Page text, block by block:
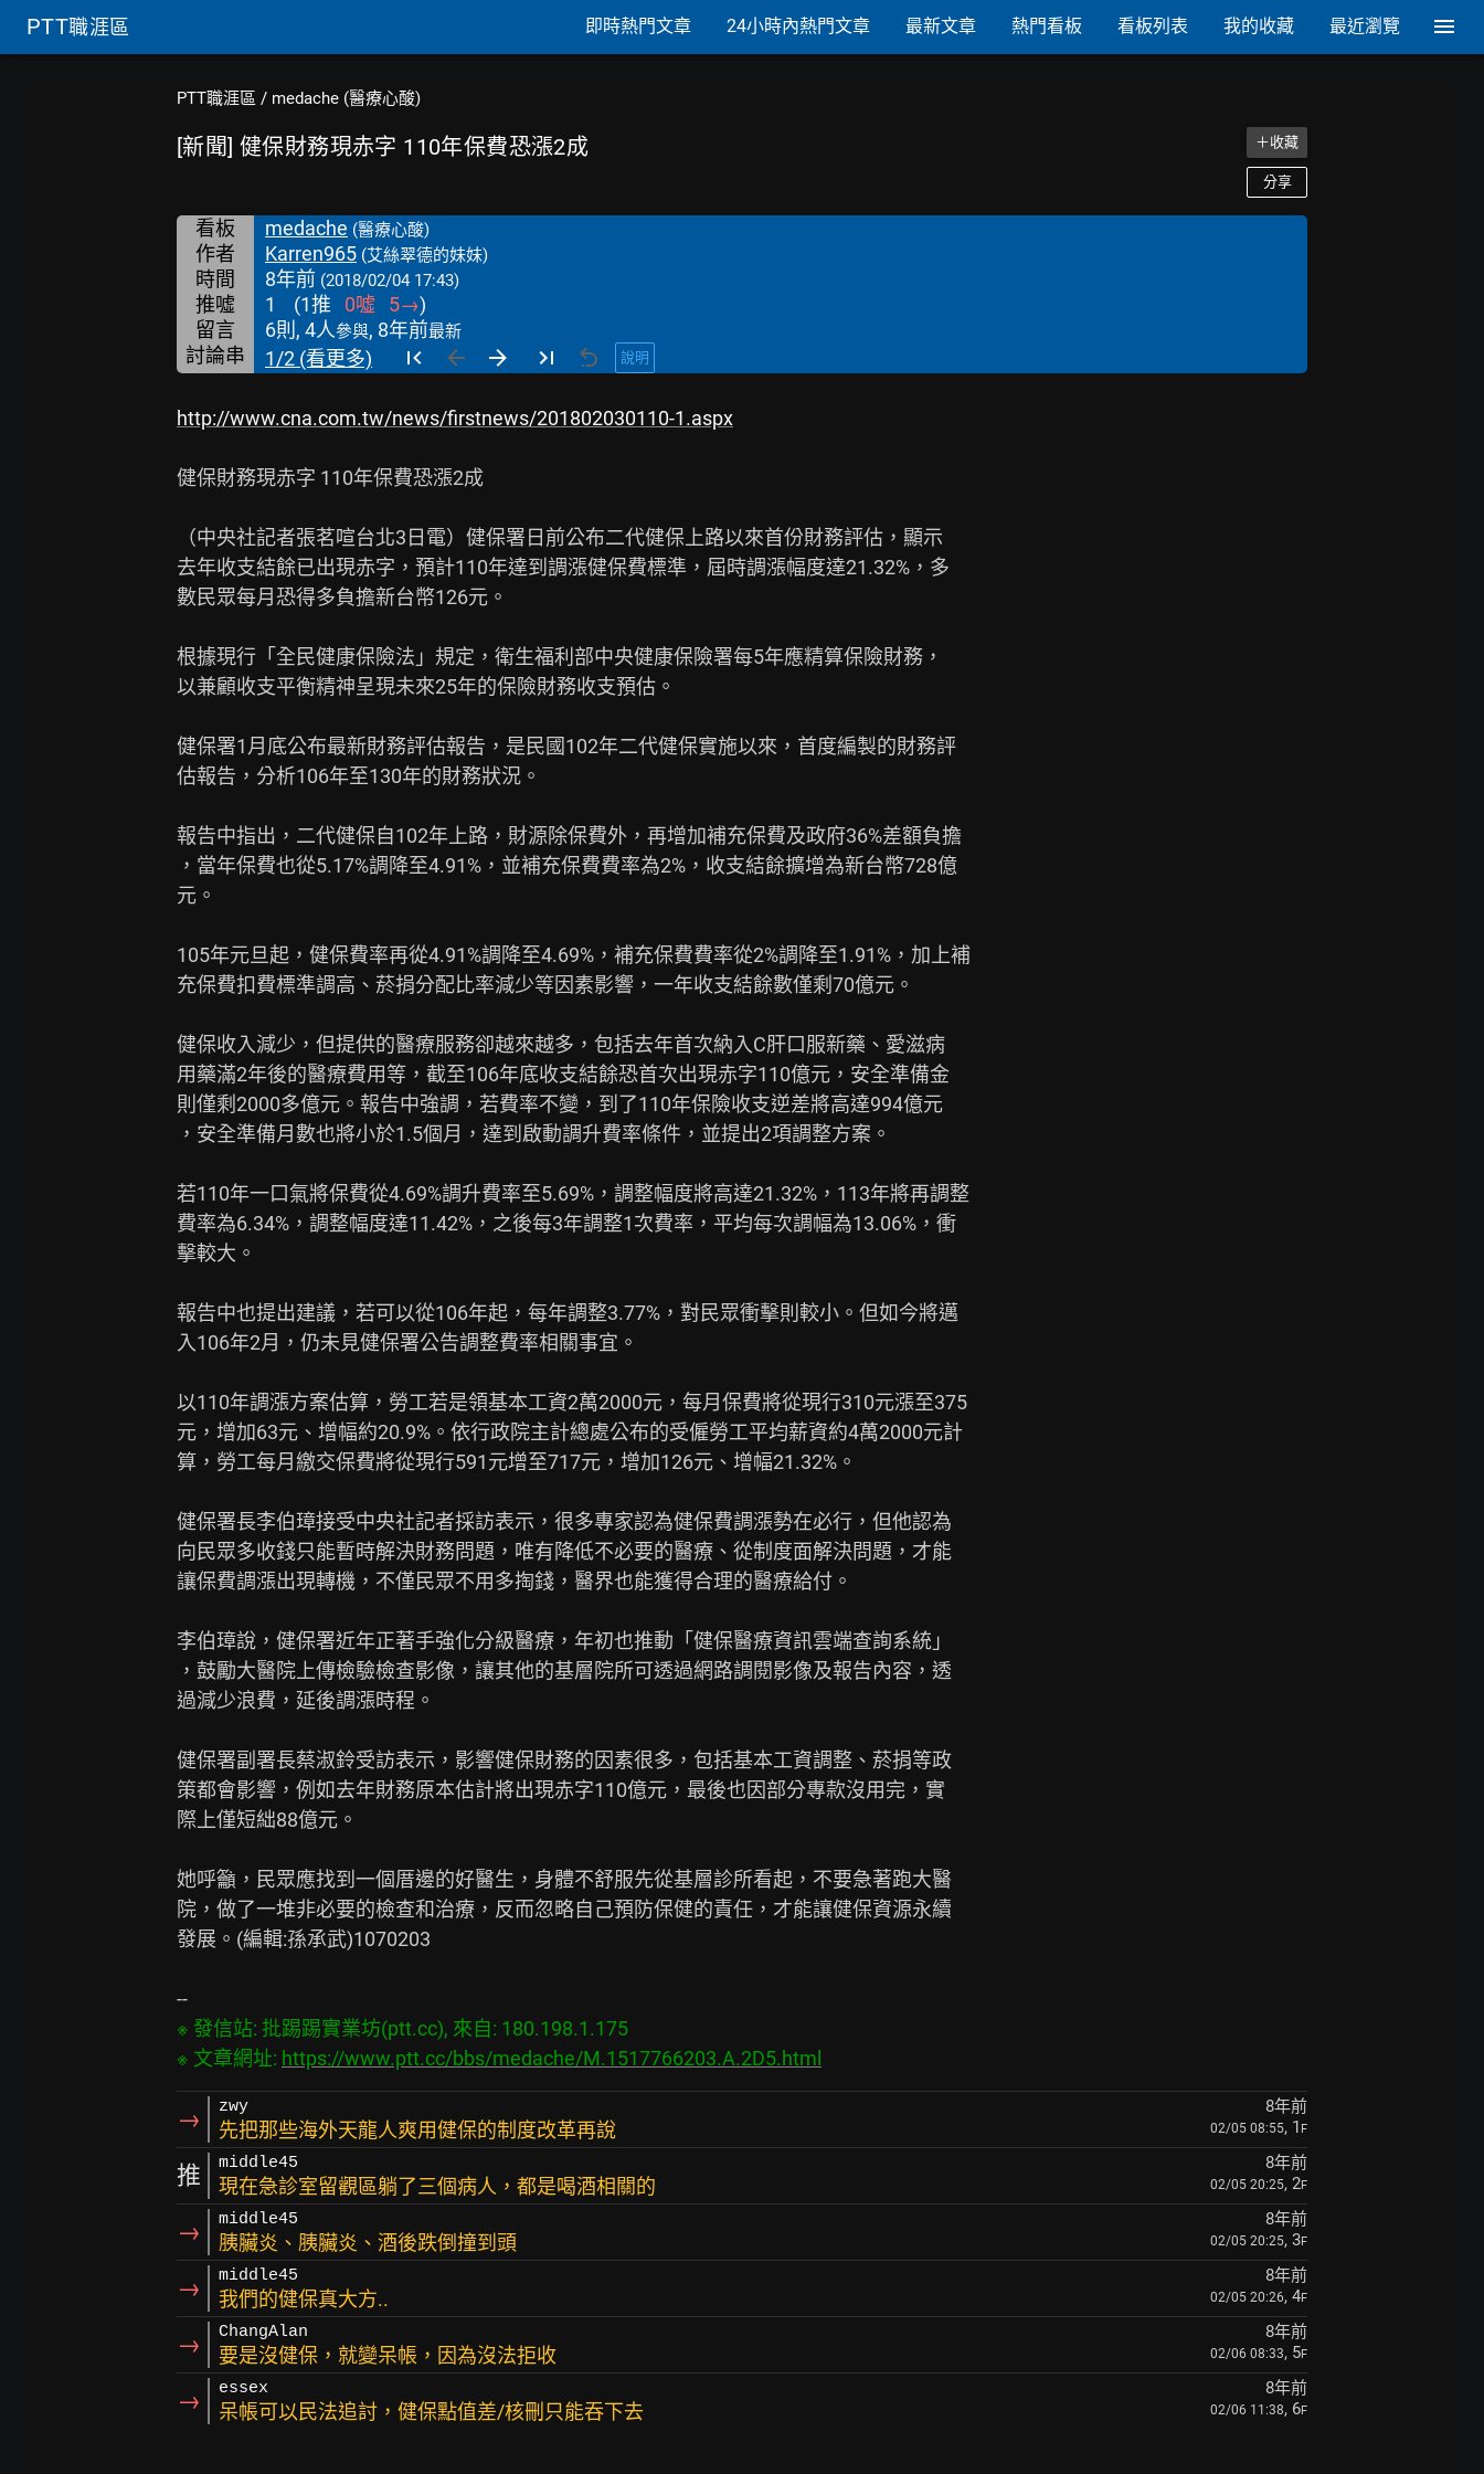
PTT職涯區 即時熱門文章 24小時內熱門文章 最新文章 熱門看板 看板列表 我的收藏 最近瀏覽
PTT職涯區 / medache (醫療心酸)
[新聞] 健保財務現赤字 110年保費恐漲2成 ＋收藏
分享
看板 medache (醫療心酸)
作者 Karren965 (艾絲翠德的妹妹)
時間 8年前 (2018/02/04 17:43)
推噓 1 (1推 0噓 5→)
留言
6則, 4人參與, 8年前最新
討論串 1/2 (看更多) 說明
http://www.cna.com.tw/news/firstnews/201802030110-1.aspx
健保財務現赤字 110年保費恐漲2成
（中央社記者張茗喧台北3日電）健保署日前公布二代健保上路以來首份財務評估，顯示
去年收支結餘已出現赤字，預計110年達到調漲健保費標準，屆時調漲幅度達21.32%，多
數民眾每月恐得多負擔新台幣126元。
根據現行「全民健康保險法」規定，衛生福利部中央健康保險署每5年應精算保險財務，
以兼顧收支平衡精神呈現未來25年的保險財務收支預估。
健保署1月底公布最新財務評估報告，是民國102年二代健保實施以來，首度編製的財務評
估報告，分析106年至130年的財務狀況。
報告中指出，二代健保自102年上路，財源除保費外，再增加補充保費及政府36%差額負擔
，當年保費也從5.17%調降至4.91%，並補充保費費率為2%，收支結餘擴增為新台幣728億
元。
105年元旦起，健保費率再從4.91%調降至4.69%，補充保費費率從2%調降至1.91%，加上補
充保費扣費標準調高、菸捐分配比率減少等因素影響，一年收支結餘數僅剩70億元。
健保收入減少，但提供的醫療服務卻越來越多，包括去年首次納入C肝口服新藥、愛滋病
用藥滿2年後的醫療費用等，截至106年底收支結餘恐首次出現赤字110億元，安全準備金
則僅剩2000多億元。報告中強調，若費率不變，到了110年保險收支逆差將高達994億元
，安全準備月數也將小於1.5個月，達到啟動調升費率條件，並提出2項調整方案。
若110年一口氣將保費從4.69%調升費率至5.69%，調整幅度將高達21.32%，113年將再調整
費率為6.34%，調整幅度達11.42%，之後每3年調整1次費率，平均每次調幅為13.06%，衝
擊較大。
報告中也提出建議，若可以從106年起，每年調整3.77%，對民眾衝擊則較小。但如今將邁
入106年2月，仍未見健保署公告調整費率相關事宜。
以110年調漲方案估算，勞工若是領基本工資2萬2000元，每月保費將從現行310元漲至375
元，增加63元、增幅約20.9%。依行政院主計總處公布的受僱勞工平均薪資約4萬2000元計
算，勞工每月繳交保費將從現行591元增至717元，增加126元、增幅21.32%。
健保署長李伯璋接受中央社記者採訪表示，很多專家認為健保費調漲勢在必行，但他認為
向民眾多收錢只能暫時解決財務問題，唯有降低不必要的醫療、從制度面解決問題，才能
讓保費調漲出現轉機，不僅民眾不用多掏錢，醫界也能獲得合理的醫療給付。
李伯璋說，健保署近年正著手強化分級醫療，年初也推動「健保醫療資訊雲端查詢系統」
，鼓勵大醫院上傳檢驗檢查影像，讓其他的基層院所可透過網路調閱影像及報告內容，透
過減少浪費，延後調漲時程。
健保署副署長蔡淑鈴受訪表示，影響健保財務的因素很多，包括基本工資調整、菸捐等政
策都會影響，例如去年財務原本估計將出現赤字110億元，最後也因部分專款沒用完，實
際上僅短絀88億元。
她呼籲，民眾應找到一個厝邊的好醫生，身體不舒服先從基層診所看起，不要急著跑大醫
院，做了一堆非必要的檢查和治療，反而忽略自己預防保健的責任，才能讓健保資源永續
發展。(編輯:孫承武)1070203
※ 發信站: 批踢踢實業坊(ptt.cc), 來自: 180.198.1.175
※ 文章網址: https://www.ptt.cc/bbs/medache/M.1517766203.A.2D5.html
→ zwy 8年前
先把那些海外天龍人爽用健保的制度改革再說 02/05 08:55, 1 F
推 middle45 8年前
現在急診室留觀區躺了三個病人，都是喝酒相關的 02/05 20:25, 2F
→ middle45 8年前
胰臟炎、胰臟炎、酒後跌倒撞到頭 02/05 20:25, 3F
→ middle45 8年前
我們的健保真大方.. 02/05 20:26, 4F
→ ChangAlan 8年前
要是沒健保，就變呆帳，因為沒法拒收 02/06 08:33, 5F
→ essex 8年前
呆帳可以民法追討，健保點值差/核刪只能吞下去 02/06 11:38, 6F